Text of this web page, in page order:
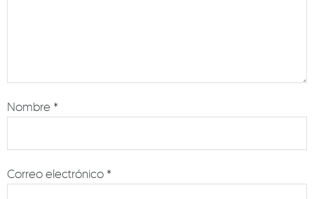
Nombre *
Correo electrónico *